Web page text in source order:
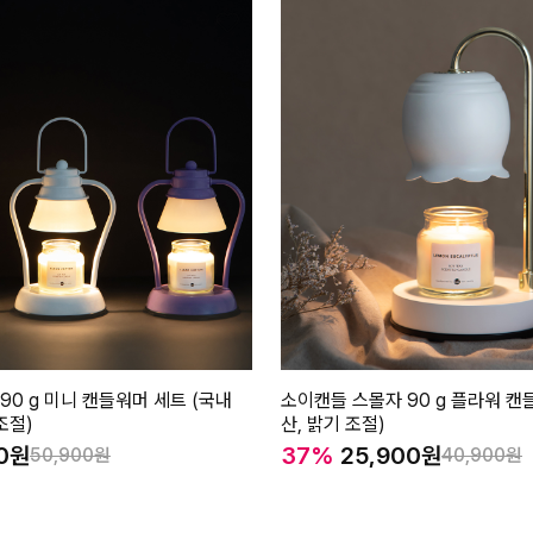
g 미니 캔들워머 세트 (국내
절)
50,900
소이캔들 스몰자 90 g 플라워 캔
산, 밝기 조절)
25,900 40,900
37%